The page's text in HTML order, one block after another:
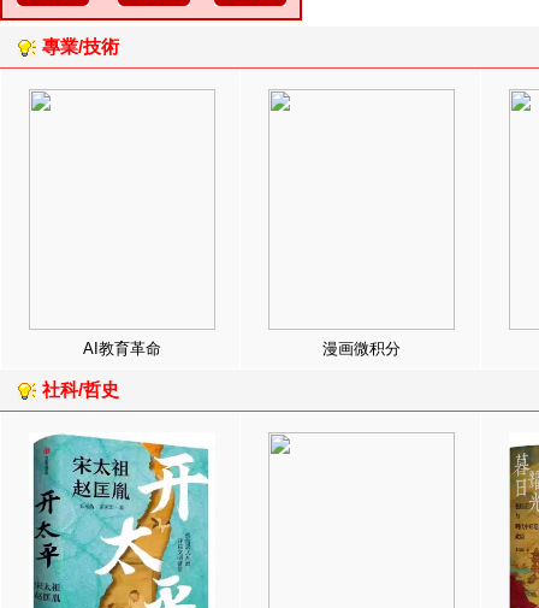
專業/技術
AI教育革命 漫画微积分
社科/哲史